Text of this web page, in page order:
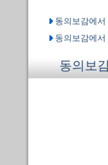
동의보감에서
동의보감에서
동의보